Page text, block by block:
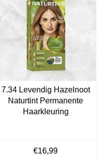
7.34 Levendig Hazelnoot
Naturtint Permanente
Haarkleuring
€16,99